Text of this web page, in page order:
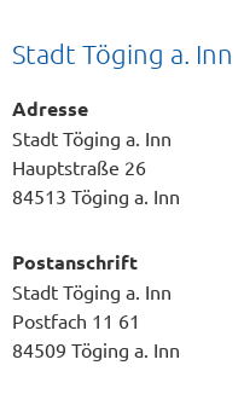
Stadt Töging a. Inn
Adresse
Stadt Töging a. Inn
Hauptstraße 26
84513 Töging a. Inn
Postanschrift
Stadt Töging a. Inn
Postfach 11 61
84509 Töging a. Inn